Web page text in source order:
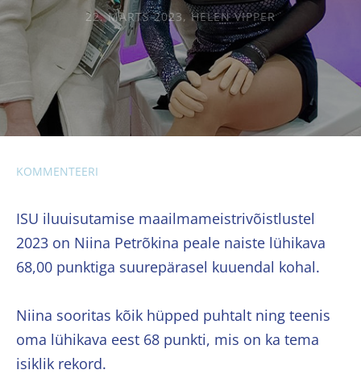
22. MÄRTS 2023,HELEN VIPPER
KOMMENTEERI
ISU iluuisutamise maailmameistrivõistlustel
2023 on Niina Petrõkina peale naiste lühikava
68,00 punktiga suurepärasel kuuendal kohal.
Niina sooritas kõik hüpped puhtalt ning teenis
oma lühikava eest 68 punkti, mis on ka tema
isiklik rekord.